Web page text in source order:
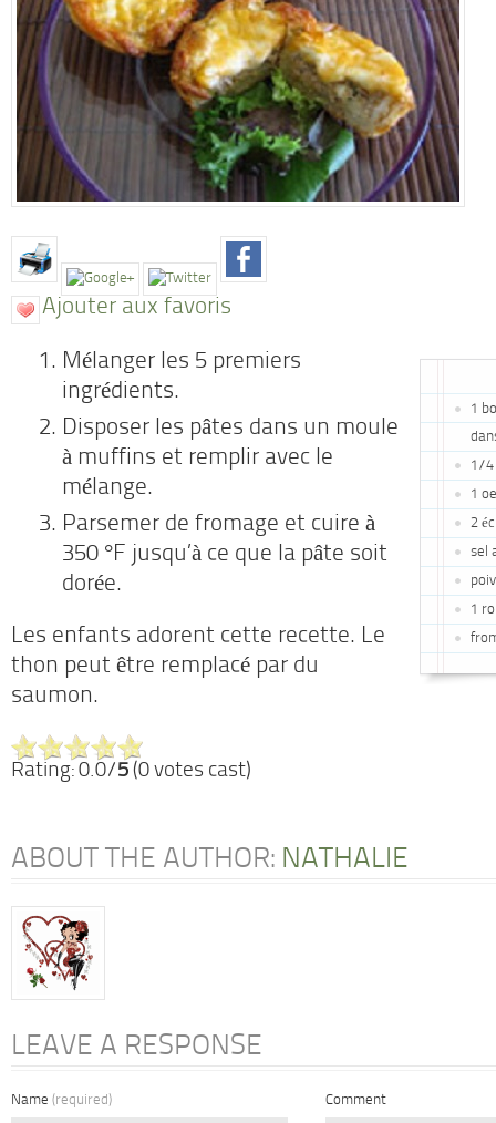
Ajouter aux favoris
1
1/4
1
2
sel
1
Mélanger les 5 premiers
ingrédients.
Disposer les pâtes dans un moule
à muffins et remplir avec le
mélange.
Parsemer de fromage et cuire à
350 °F jusqu’à ce que la pâte soit
dorée.
Les enfants adorent cette recette. Le
thon peut être remplacé par du
saumon.
Rating: 0.0/5 (0 votes cast)
ABOUT THE AUTHOR: NATHALIE
LEAVE A RESPONSE
Name (required) Comment